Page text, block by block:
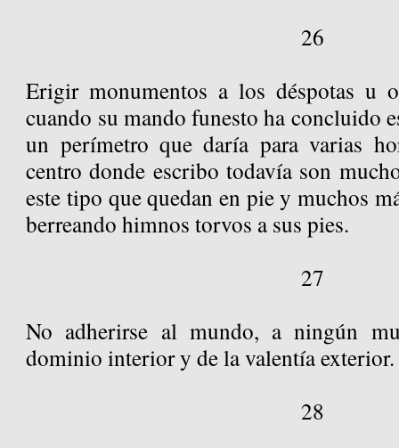
26
Erigir monumentos a los déspotas u
cuando su mando funesto ha concluido
un perímetro que daría para varias
centro donde escribo todavía son
este tipo que quedan en pie y muchos
berreando himnos torvos a sus pies.
27
No adherirse al mundo, a ningún
dominio interior y de la valentía exterior.
28